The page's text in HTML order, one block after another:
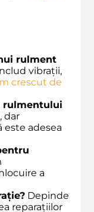
rulment
vibrații,
crescut de
rulmentului
dar
este adesea
a
Depinde
reparațiilor